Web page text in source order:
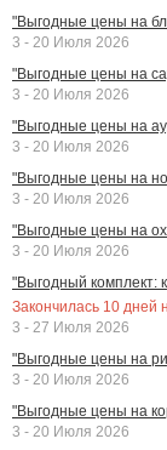
"Выгодные цены на
3 - 20 Июля 2026
"Выгодные цены на
3 - 20 Июля 2026
"Выгодные цены на
3 - 20 Июля 2026
"Выгодные цены на
3 - 20 Июля 2026
"Выгодные цены на
3 - 20 Июля 2026
"Выгодный комплект:
Закончилась 10 дней
3 - 27 Июля 2026
"Выгодные цены на
3 - 20 Июля 2026
"Выгодные цены на
3 - 20 Июля 2026